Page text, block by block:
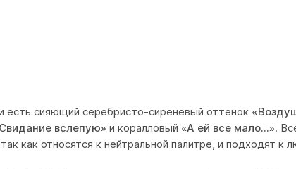
есть сияющий серебристо-сиреневый оттенок
вслепую» и коралловый «А ей все мало...».
как относятся к нейтральной палитре, и подходят к